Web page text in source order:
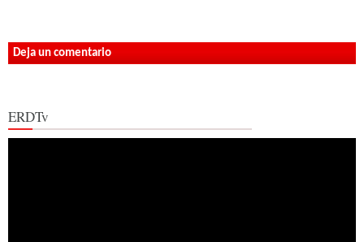
Deja un comentario
ERDTv